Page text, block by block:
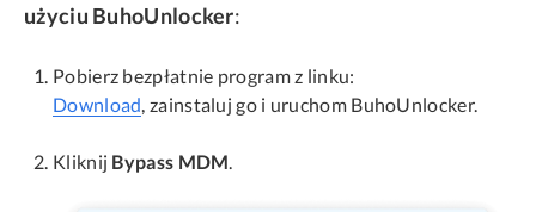
użyciu BuhoUnlocker:
Pobierz bezpłatnie program z linku:
Download , zainstaluj go i uruchom BuhoUnlocker.
Kliknij Bypass MDM